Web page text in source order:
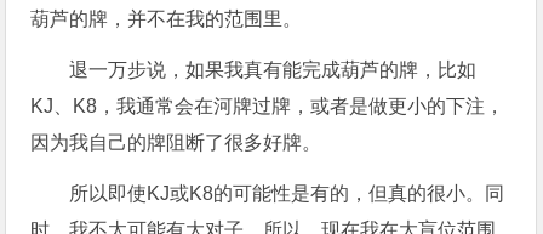
葫芦的牌，并不在我的范围里。
退一万步说，如果我真有能完成葫芦的牌，比如
KJ、K8，我通常会在河牌过牌，或者是做更小的下注，
因为我自己的牌阻断了很多好牌。
所以即使KJ或K8的可能性是有的，但真的很小。同
时，我不太可能有大对子，所以，现在我在大盲位范围